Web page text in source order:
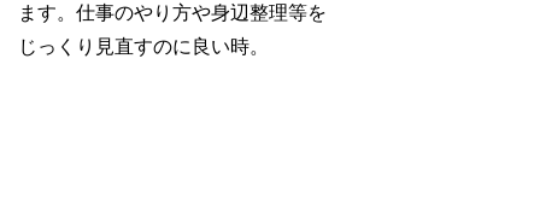
ます。仕事のやり方や身辺整理等を
じっくり見直すのに良い時。